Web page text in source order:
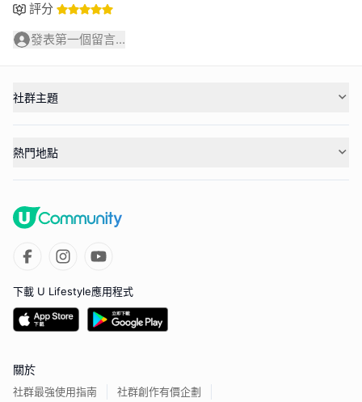
評分
發表第一個留言...
社群主題
熱門地點
下載 U Lifestyle應用程式
關於
社群最強使用指南 社群創作有價企劃